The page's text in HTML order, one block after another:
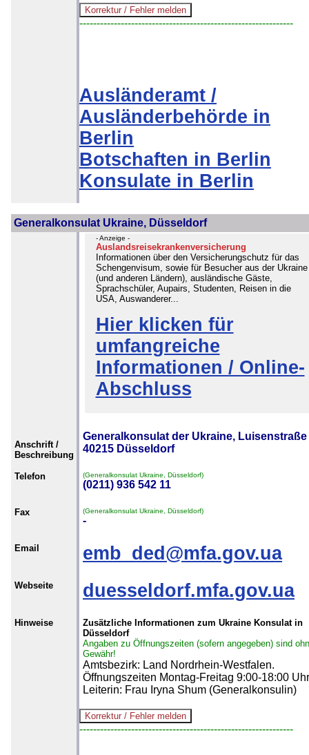
--------------------------------------------------------------
Ausländeramt /
Ausländerbehörde in
Berlin
Botschaften in Berlin
Konsulate in Berlin
Generalkonsulat Ukraine, Düsseldorf
- Anzeige -
Auslandsreisekrankenversicherung
Informationen über den Versicherungschutz für das
Schengenvisum, sowie für Besucher aus der Ukraine
(und anderen Ländern), ausländische Gäste,
Sprachschüler, Aupairs, Studenten, Reisen in die
USA, Auswanderer...
Hier klicken für
umfangreiche
Informationen / Online-
Abschluss
Anschrift /
Beschreibung
Generalkonsulat der Ukraine, Luisenstraße
40215 Düsseldorf
Telefon (Generalkonsulat Ukraine, Düsseldorf)
(0211) 936 542 11
Fax (Generalkonsulat Ukraine, Düsseldorf)
-
Email emb_ded@mfa.gov.ua
Webseite duesseldorf.mfa.gov.ua
Hinweise
Zusätzliche Informationen zum Ukraine Konsulat in
Düsseldorf
Angaben zu Öffnungszeiten (sofern angegeben) sind
Gewähr!
Amtsbezirk: Land Nordrhein-Westfalen.
Öffnungszeiten Montag-Freitag 9:00-18:00
Leiterin: Frau Iryna Shum (Generalkonsulin)
--------------------------------------------------------------